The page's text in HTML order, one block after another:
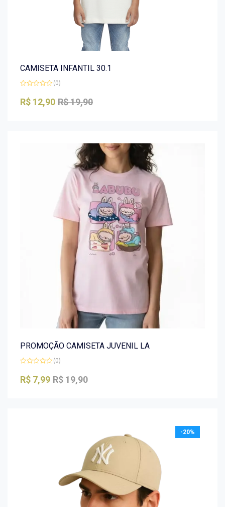
CAMISETA INFANTIL 30.1
0
de
(0)
R$19,90
R$ 12,90
PROMOÇÃO CAMISETA JUVENIL LA
0
de
(0)
R$19,90
R$ 7,99
-20%